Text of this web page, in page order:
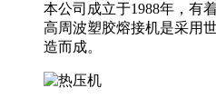
本公司成立于1988年，有
高周波塑胶熔接机是采用
造而成。